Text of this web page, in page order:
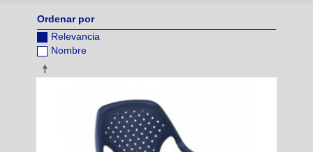
Ordenar por
Relevancia
Nombre